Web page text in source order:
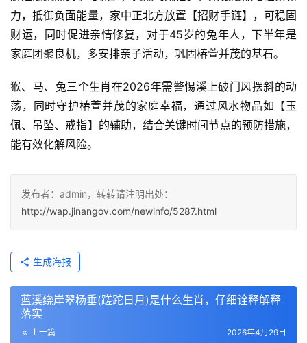
力，抵御负面能量，家中正北方放置【招财手链】，可稳固
财运，同时促进亲情修复，对于45岁的兔年人，下半年是
家庭团聚良机，多安排亲子活动，巩固椿萱并茂的基石。
猴、马、兔三个生肖在2026年需警惕溪上破门风摆斜的动
荡，同时守护椿萱并茂的家庭幸福，通过风水物品如【玉
佩、吊坠、戒指】的辅助，结合关键时间节点的预防措施，
能有效化解风险。
发布者：admin，转转请注明出处：
http://wap.jinangov.com/newinfo/5287.html
生成海报
蓝溪绕岸翠杨垂(蹉跎日月)是什么生肖，仔细诠释解释
落实
上一篇 2026年4月29日